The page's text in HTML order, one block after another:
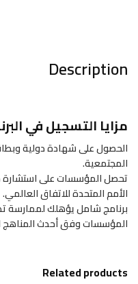
Description
مزايا التسجيل في
الحصول على شهادة دولية
المجتمعية.
تحصل المؤسسات على استشارة
الأمم المتحدة للاتفاق العالمي.
برنامج شامل يؤهلك لممارسة
المؤسسات وفق أحدث المناهج
Related products